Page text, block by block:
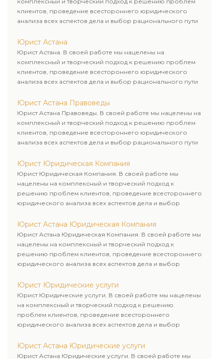
клиентов, проведение всестороннего юридического
анализа всех аспектов дела и выбор рационального пути
Юрист Астана
Юрист Астана. В своей работе мы нацелены на
комплексный и творческий подход к решению проблем
клиентов, проведение всестороннего юридического
анализа всех аспектов дела и выбор рационального пути
Юрист Астана Правоведы
Юрист Астана Правоведы. В своей работе мы нацелены на
комплексный и творческий подход к решению проблем
клиентов, проведение всестороннего юридического
анализа всех аспектов дела и выбор рационального пути
Юрист Юридическая Компания
Юрист Юридическая Компания. В своей работе мы
нацелены на комплексный и творческий подход к
решению проблем клиентов, проведение всестороннего
юридического анализа всех аспектов дела и выбор
Юрист Астана Юридическая Компания
Юрист Астана Юридическая Компания. В своей работе мы
нацелены на комплексный и творческий подход к
решению проблем клиентов, проведение всестороннего
юридического анализа всех аспектов дела и выбор
Юрист Юридические услуги
Юрист Юридические услуги. В своей работе мы нацелены
на комплексный и творческий подход к решению
проблем клиентов, проведение всестороннего
юридического анализа всех аспектов дела и выбор
Юрист Астана Юридические услуги
Юрист Астана Юридические услуги. В своей работе мы